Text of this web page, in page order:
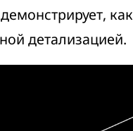
как
детализацией.